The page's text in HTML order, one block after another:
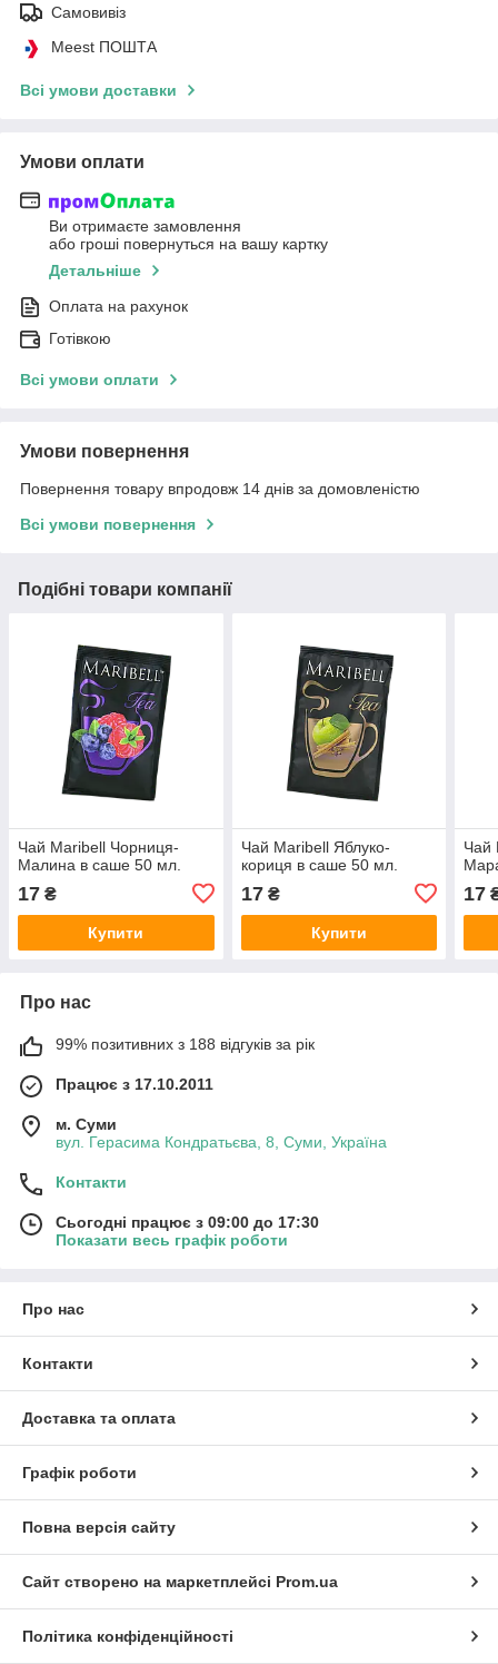
Самовивіз
Meest ПОШТА
Всі умови доставки
Умови оплати
Ви отримаєте замовлення
або гроші повернуться на вашу картку
Детальніше
Оплата на рахунок
Готівкою
Всі умови оплати
Умови повернення
Повернення товару впродовж 14 днів за домовленістю
Всі умови повернення
Подібні товари компанії
Чай Maribell Чорниця-
Малина в саше 50 мл.
17 ₴
Купити
Чай Maribell Яблуко-
кориця в саше 50 мл.
17₴
Купити
Чай
17
Про нас
99% позитивних з 188 відгуків за рік
Працює з 17.10.2011
м. Суми
вул. Герасима Кондратьєва, 8, Суми, Україна
Контакти
Сьогодні працює з 09:00 до 17:30
Показати весь графік роботи
Про нас
Контакти
Доставка та оплата
Графік роботи
Повна версія сайту
Сайт створено на маркетплейсі Prom.ua
Політика конфіденційності